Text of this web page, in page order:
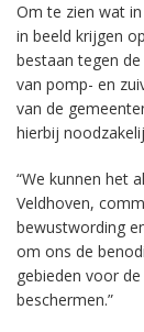
Om te zien wat
in beeld krijgen
bestaan tegen
van pomp- en
van de
hierbij
“We kunnen het
Veldhoven,
bewustwording
om ons de
gebieden voor
beschermen.”